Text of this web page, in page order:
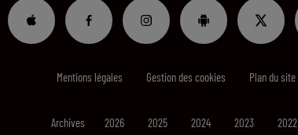
Mentions légales Gestion des cookies Plan du site
Archives 2026 2025 2024 2023 2022